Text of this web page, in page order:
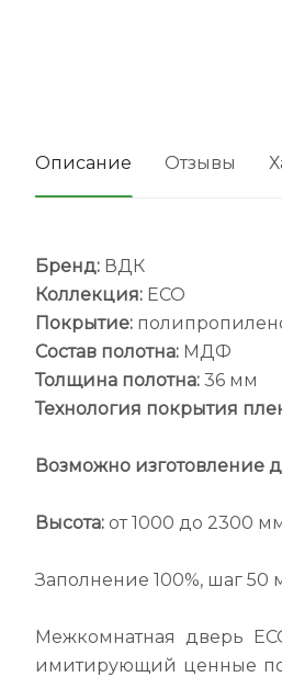
Описание Отзывы
Бренд: ВДК
Коллекция: ECO
Покрытие:
Состав полотна: МДФ
Толщина полотна: 36 мм
Технология покрытия
Возможно изготовление
Высота: от 1000 до 2300
Заполнение 100%, шаг 50
Межкомнатная дверь
имитирующий ценные